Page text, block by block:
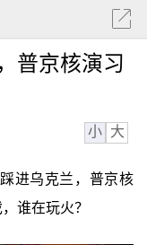
普京核演习
小 大
进乌克兰，普京核
谁在玩火？